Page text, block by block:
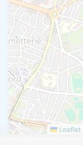
Leaflet